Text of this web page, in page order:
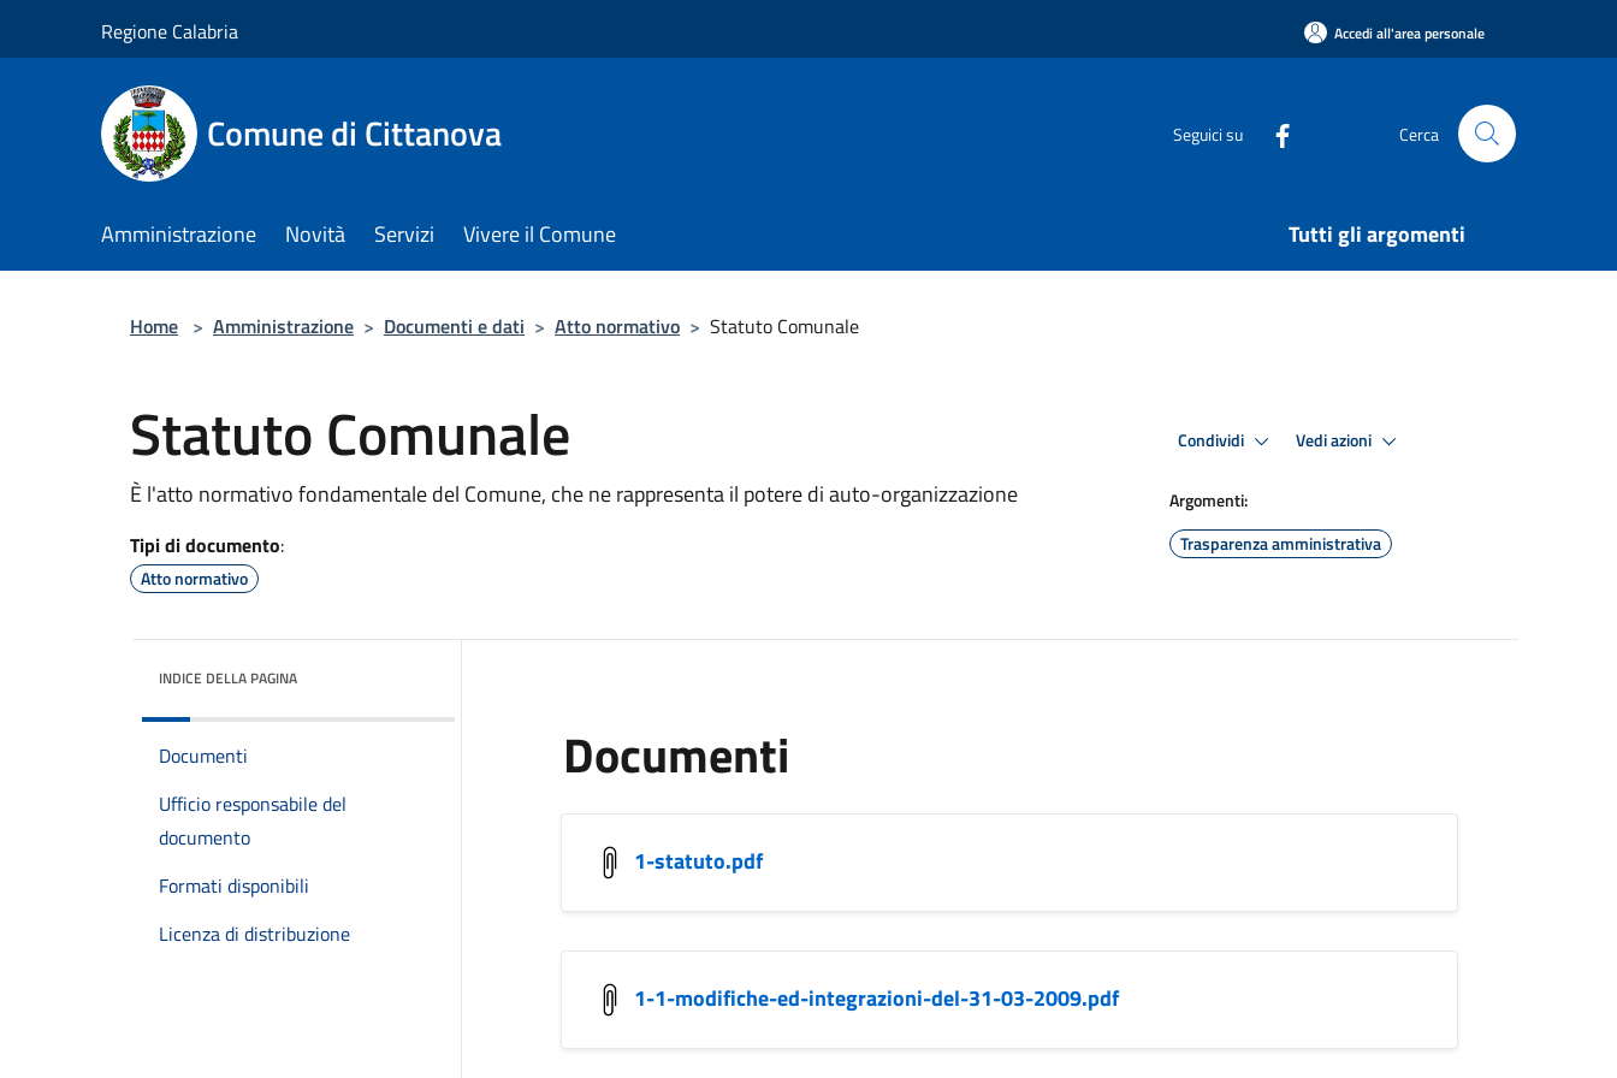
Regione Calabria Accedi all'area personale
Comune di Cittanova Seguici su Cerca
Amministrazione Novità Servizi Vivere il Comune Tutti gli argomenti
Home > Amministrazione > Documenti e dati > Atto normativo > Statuto Comunale
Statuto Comunale
È l'atto normativo fondamentale del Comune, che ne rappresenta il potere di auto-organizzazione
Tipi di documento:
Atto normativo
Condividi Vedi azioni
Argomenti:
Trasparenza amministrativa
INDICE DELLA PAGINA
Documenti
Ufficio responsabile del
documento
Formati disponibili
Licenza di distribuzione
Documenti
1-statuto.pdf
1-1-modifiche-ed-integrazioni-del-31-03-2009.pdf